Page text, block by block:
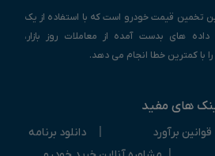
تخمین قیمت خودرو است که با استفاده از یک
های بدست آمده از معاملات روز بازار،
با کمترین خطا انجام می دهد.
های مفید
قوانین برآورد
دانلود برنامه